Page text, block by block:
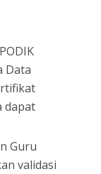
Data
dapat
Guru
validasi